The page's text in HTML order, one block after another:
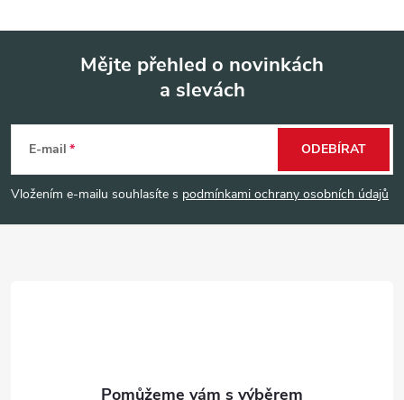
p
a
Mějte přehled o novinkách
a slevách
E-mail
Vložením e-mailu souhlasíte s podmínkami ochrany osobních údajů
ODEBÍRAT